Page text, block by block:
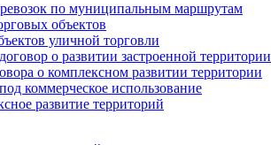
по муниципальным маршрутам
объектов
уличной торговли
о развитии застроенной территории
о комплексном развитии территории
коммерческое использование
развитие территорий